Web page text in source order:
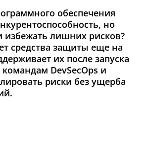
обеспечения
но
избежать лишних рисков?
средства защиты еще на
их после запуска
DevSecOps и
риски без ущерба